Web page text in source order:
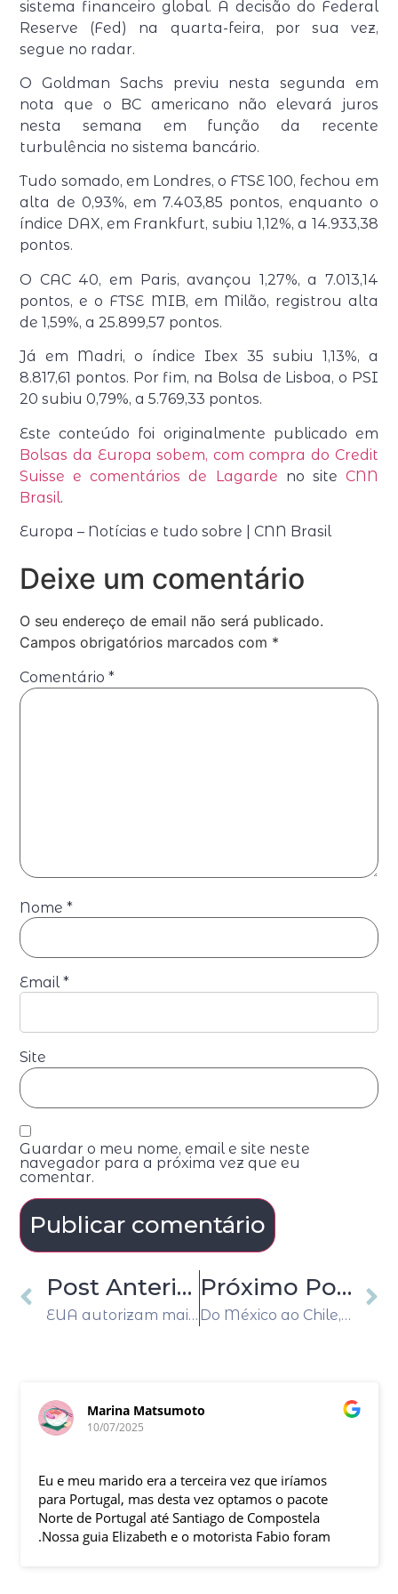
sistema financeiro global. A decisão do Federal
Reserve (Fed) na quarta-feira, por sua vez,
segue no radar.
O Goldman Sachs previu nesta segunda em
nota que o BC americano não elevará juros
nesta semana em função da recente
turbulência no sistema bancário.
Tudo somado, em Londres, o FTSE 100, fechou em
alta de 0,93%, em 7.403,85 pontos, enquanto o
índice DAX, em Frankfurt, subiu 1,12%, a 14.933,38
pontos.
O CAC 40, em Paris, avançou 1,27%, a 7.013,14
pontos, e o FTSE MIB, em Milão, registrou alta
de 1,59%, a 25.899,57 pontos.
Já em Madri, o índice Ibex 35 subiu 1,13%, a
8.817,61 pontos. Por fim, na Bolsa de Lisboa, o PSI
20 subiu 0,79%, a 5.769,33 pontos.
Este conteúdo foi originalmente publicado em
Bolsas da Europa sobem, com compra do Credit
Suisse e comentários de Lagarde no site CNN
Brasil.
Europa – Notícias e tudo sobre | CNN Brasil
Deixe um comentário
O seu endereço de email não será publicado.
Campos obrigatórios marcados com *
Comentário*
Nome*
Email*
Site
Guardar o meu nome, email e site neste
navegador para a próxima vez que eu
comentar.
Post Anterior
EUA autorizam mais US$350 milhões em ajuda militar para a Ucrânia
Próximo Post
Do México ao Chile, América Latina brilha na lista dos melhores lugares do mundo da Time
Marina Matsumoto
10/07/2025
Eu e meu marido era a terceira vez que iríamos
para Portugal, mas desta vez optamos o pacote
Norte de Portugal até Santiago de Compostela
.Nossa guia Elizabeth e o motorista Fabio foram